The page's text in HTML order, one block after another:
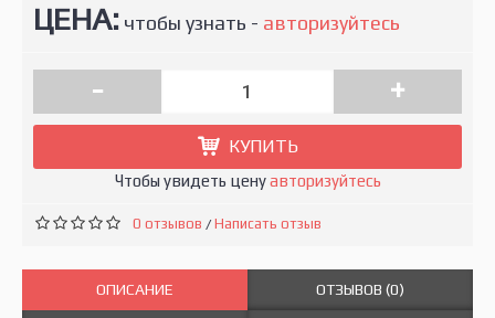
ЦЕНА: чтобы узнать - авторизуйтесь
- +
КУПИТЬ
Чтобы увидеть ценуавторизуйтесь
0 отзывов /Написать отзыв
ОПИСАНИЕ ОТЗЫВОВ (0)